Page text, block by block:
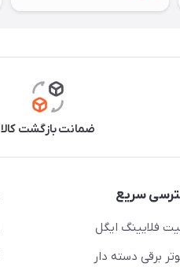
ضمانت بازگشت کالا
سریع
فلایینگ ایگل
برقی دسته دار